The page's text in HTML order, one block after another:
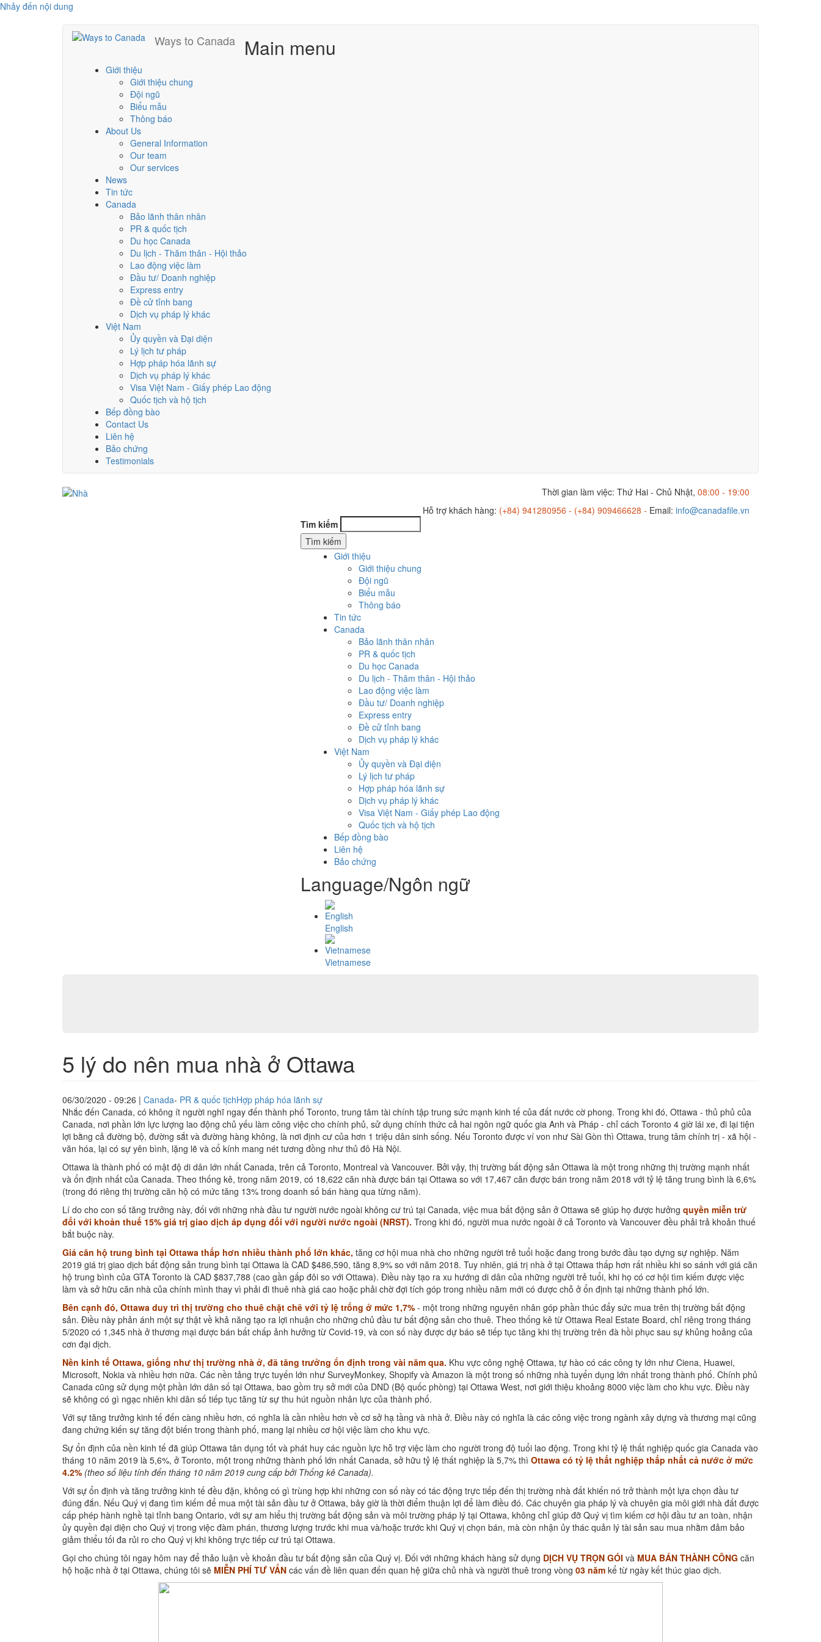
Nhảy đến nội dung
Ways to Canada Main menu
Giới thiệu
Giới thiệu chung
Đội ngũ
Biểu mẫu
Thông báo
About Us
General Information
Our team
Our services
News
Tin tức
Canada
Bảo lãnh thân nhân
PR & quốc tịch
Du học Canada
Du lịch - Thăm thân - Hội thảo
Lao động việc làm
Đầu tư/ Doanh nghiệp
Express entry
Đề cử tỉnh bang
Dịch vụ pháp lý khác
Việt Nam
Ủy quyền và Đại diện
Lý lịch tư pháp
Hợp pháp hóa lãnh sự
Dịch vụ pháp lý khác
Visa Việt Nam - Giấy phép Lao động
Quốc tịch và hộ tịch
Bếp đồng bào
Contact Us
Liên hệ
Bảo chứng
Testimonials
Thời gian làm việc: Thứ Hai - Chủ Nhật, 08:00 - 19:00
Hỗ trợ khách hàng: (+84) 941280956 - (+84) 909466628 - Email: info@canadafile.vn
Tìm kiếm
Giới thiệu
Giới thiệu chung
Đội ngũ
Biểu mẫu
Thông báo
Tin tức
Canada
Bảo lãnh thân nhân
PR & quốc tịch
Du học Canada
Du lịch - Thăm thân - Hội thảo
Lao động việc làm
Đầu tư/ Doanh nghiệp
Express entry
Đề cử tỉnh bang
Dịch vụ pháp lý khác
Việt Nam
Ủy quyền và Đại diện
Lý lịch tư pháp
Hợp pháp hóa lãnh sự
Dịch vụ pháp lý khác
Visa Việt Nam - Giấy phép Lao động
Quốc tịch và hộ tịch
Bếp đồng bào
Liên hệ
Bảo chứng
Language/Ngôn ngữ
English
Vietnamese
5 lý do nên mua nhà ở Ottawa
06/30/2020 - 09:26 | Canada- PR & quốc tịchHợp pháp hóa lãnh sự
Nhắc đến Canada, có không ít người nghĩ ngay đến thành phố Toronto, trung tâm tài chính tập trung sức mạnh kinh tế của đất nước cờ phong. Trong khi đó, Ottawa - thủ phủ của
Canada, nơi phần lớn lực lượng lao động chủ yếu làm công việc cho chính phủ, sử dụng chính thức cả hai ngôn ngữ quốc gia Anh và Pháp - chỉ cách Toronto 4 giờ lái xe, đi lại tiện
lợi bằng cả đường bộ, đường sắt và đường hàng không, là nơi định cư của hơn 1 triệu dân sinh sống. Nếu Toronto được ví von như Sài Gòn thì Ottawa, trung tâm chính trị - xã hội -
văn hóa, lại có sự yên bình, lặng lẽ và cổ kính mang nét tương đồng như thủ đô Hà Nội.
Ottawa là thành phố có mật độ di dân lớn nhất Canada, trên cả Toronto, Montreal và Vancouver. Bởi vậy, thị trường bất động sản Ottawa là một trong những thị trường mạnh nhất
và ổn định nhất của Canada. Theo thống kê, trong năm 2019, có 18,622 căn nhà được bán tại Ottawa so với 17,467 căn được bán trong năm 2018 với tỷ lệ tăng trung bình là 6,6%
(trong đó riêng thị trường căn hộ có mức tăng 13% trong doanh số bán hàng qua từng năm).
Lí do cho con số tăng trưởng này, đối với những nhà đầu tư người nước ngoài không cư trú tại Canada, việc mua bất động sản ở Ottawa sẽ giúp họ được hưởng quyền miễn trừ
đối với khoản thuế 15% giá trị giao dịch áp dụng đối với người nước ngoài (NRST). Trong khi đó, người mua nước ngoài ở cả Toronto và Vancouver đều phải trả khoản thuế
bắt buộc này.
Giá căn hộ trung bình tại Ottawa thấp hơn nhiều thành phố lớn khác, tăng cơ hội mua nhà cho những người trẻ tuổi hoặc đang trong bước đầu tạo dựng sự nghiệp. Năm
2019 giá trị giao dịch bất động sản trung bình tại Ottawa là CAD $486,590, tăng 8,9% so với năm 2018. Tuy nhiên, giá trị nhà ở tại Ottawa thấp hơn rất nhiều khi so sánh với giá căn
hộ trung bình của GTA Toronto là CAD $837,788 (cao gần gấp đôi so với Ottawa). Điều này tạo ra xu hướng di dân của những người trẻ tuổi, khi họ có cơ hội tìm kiếm được việc
làm và sở hữu căn nhà của chính mình thay vì phải đi thuê nhà giá cao hoặc phải chờ đợi tích góp trong nhiều năm mới có được chỗ ở ổn định tại những thành phố lớn.
Bên cạnh đó, Ottawa duy trì thị trường cho thuê chặt chẽ với tỷ lệ trống ở mức 1,7% - một trong những nguyên nhân góp phần thúc đẩy sức mua trên thị trường bất động
sản. Điều này phản ánh một sự thật về khả năng tạo ra lợi nhuận cho những chủ đầu tư bất động sản cho thuê. Theo thống kê từ Ottawa Real Estate Board, chỉ riêng trong tháng
5/2020 có 1,345 nhà ở thương mại được bán bất chấp ảnh hưởng từ Covid-19, và con số này được dự báo sẽ tiếp tục tăng khi thị trường trên đà hồi phục sau sự khủng hoảng của
cơn đại dịch.
Nền kinh tế Ottawa, giống như thị trường nhà ở, đã tăng trưởng ổn định trong vài năm qua. Khu vực công nghệ Ottawa, tự hào có các công ty lớn như Ciena, Huawei,
Microsoft, Nokia và nhiều hơn nữa. Các nền tảng trực tuyến lớn như SurveyMonkey, Shopify và Amazon là một trong số những nhà tuyển dụng lớn nhất trong thành phố. Chính phủ
Canada cũng sử dụng một phần lớn dân số tại Ottawa, bao gồm trụ sở mới của DND (Bộ quốc phòng) tại Ottawa West, nơi giới thiệu khoảng 8000 việc làm cho khu vực. Điều này
sẽ không có gì ngạc nhiên khi dân số tiếp tục tăng từ sự thu hút nguồn nhân lực của thành phố.
Với sự tăng trưởng kinh tế đến càng nhiều hơn, có nghĩa là cần nhiều hơn về cơ sở hạ tầng và nhà ở. Điều này có nghĩa là các công việc trong ngành xây dựng và thương mại cũng
đang chứng kiến sự tăng đột biến trong thành phố, mang lại nhiều cơ hội việc làm cho khu vực.
Sự ổn định của nền kinh tế đã giúp Ottawa tân dụng tốt và phát huy các nguồn lực hỗ trợ việc làm cho người trong độ tuổi lao động. Trong khi tỷ lệ thất nghiệp quốc gia Canada vào
tháng 10 năm 2019 là 5,6%, ở Toronto, một trong những thành phố lớn nhất Canada, sở hữu tỷ lệ thất nghiệp là 5,7% thì Ottawa có tỷ lệ thất nghiệp thấp nhất cả nước ở mức
4.2% (theo số liệu tính đến tháng 10 năm 2019 cung cấp bởi Thống kê Canada).
Với sự ổn định và tăng trưởng kinh tế đều đặn, không có gì trùng hợp khi những con số này có tác động trực tiếp đến thị trường nhà đất khiến nó trở thành một lựa chọn đầu tư
đúng đắn. Nếu Quý vị đang tìm kiếm để mua một tài sản đầu tư ở Ottawa, bây giờ là thời điểm thuận lợi để làm điều đó. Các chuyên gia pháp lý và chuyên gia môi giới nhà đất được
cấp phép hành nghề tại tỉnh bang Ontario, với sự am hiểu thị trường bất động sản và môi trường pháp lý tại Ottawa, không chỉ giúp đỡ Quý vị tìm kiếm cơ hội đầu tư an toàn, nhận
ủy quyền đại diện cho Quý vị trong việc đàm phán, thương lượng trước khi mua và/hoặc trước khi Quý vị chọn bán, mà còn nhận ủy thác quản lý tài sản sau mua nhằm đảm bảo
giảm thiểu tối đa rủi ro cho Quý vị khi không trực tiếp cư trú tại Ottawa.
Gọi cho chúng tôi ngay hôm nay để thảo luận về khoản đầu tư bất động sản của Quý vị. Đối với những khách hàng sử dụng DỊCH VỤ TRỌN GÓI và MUA BÁN THÀNH CÔNG căn
hộ hoặc nhà ở tại Ottawa, chúng tôi sẽ MIỄN PHÍ TƯ VẤN các vấn đề liên quan đến quan hệ giữa chủ nhà và người thuê trong vòng 03 năm kể từ ngày kết thúc giao dịch.